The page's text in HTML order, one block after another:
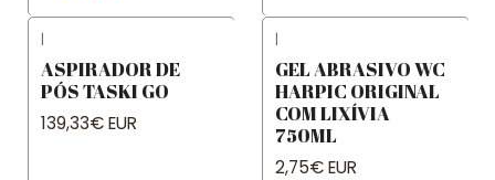
|
ASPIRADOR DE
PÓS TASKI GO
139,33€ EUR
|
GEL ABRASIVO WC
HARPIC ORIGINAL
COM LIXÍVIA
750ML
2,75€ EUR